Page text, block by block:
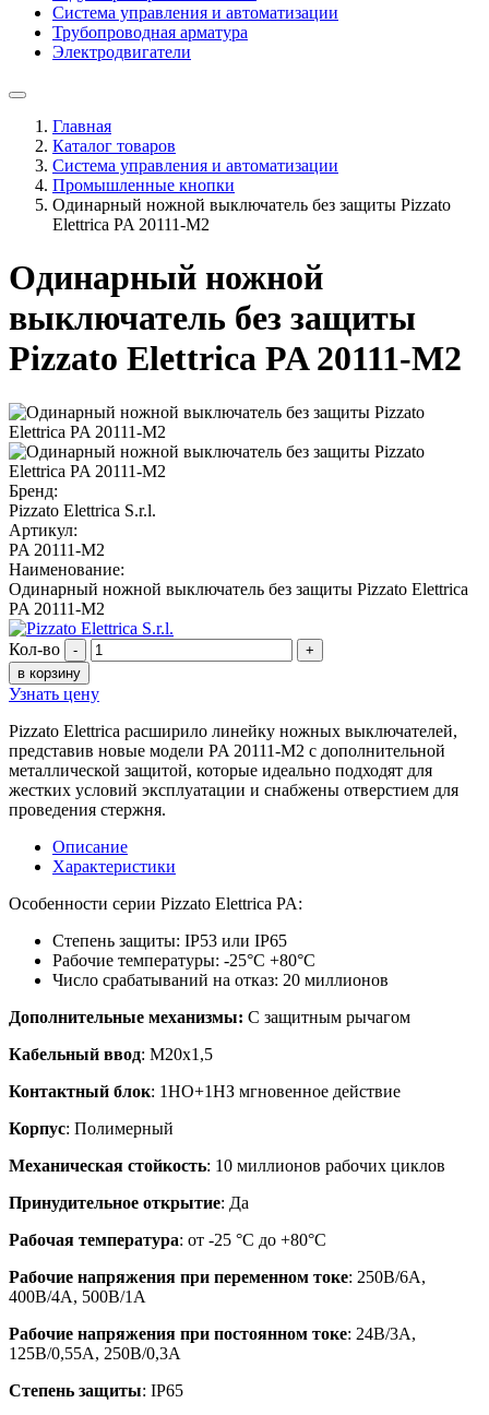
Система управления и автоматизации
Трубопроводная арматура
Электродвигатели
Главная
Каталог товаров
Система управления и автоматизации
Промышленные кнопки
Одинарный ножной выключатель без защиты Pizzato
Elettrica PA 20111-M2
Одинарный ножной
выключатель без защиты
Pizzato Elettrica PA 20111-M2
Бренд:
Pizzato Elettrica S.r.l.
Артикул:
PA 20111-M2
Наименование:
Одинарный ножной выключатель без защиты Pizzato Elettrica
PA 20111-M2
Кол-во -
+
в корзину
Узнать цену
Pizzato Elettrica расширило линейку ножных выключателей,
представив новые модели PA 20111-M2 с дополнительной
металлической защитой, которые идеально подходят для
жестких условий эксплуатации и снабжены отверстием для
проведения стержня.
Описание
Характеристики
Особенности серии Pizzato Elettrica PA:
Степень защиты: IP53 или IP65
Рабочие температуры: -25°С +80°С
Число срабатываний на отказ: 20 миллионов
Дополнительные механизмы: С защитным рычагом
Кабельный ввод: М20х1,5
Контактный блок: 1НО+1НЗ мгновенное действие
Корпус: Полимерный
Механическая стойкость: 10 миллионов рабочих циклов
Принудительное открытие: Да
Рабочая температура: от -25 °C до +80°C
Рабочие напряжения при переменном токе: 250В/6А,
400В/4А, 500В/1А
Рабочие напряжения при постоянном токе: 24В/3А,
125В/0,55А, 250В/0,3А
Степень защиты: IP65